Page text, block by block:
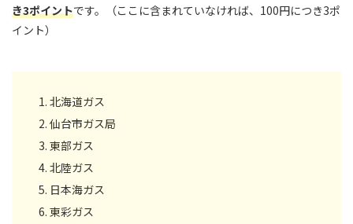
き3ポイントです。（ここに含まれていなければ、100円につき3ポ
イント）
北海道ガス
仙台市ガス局
東部ガス
北陸ガス
日本海ガス
東彩ガス